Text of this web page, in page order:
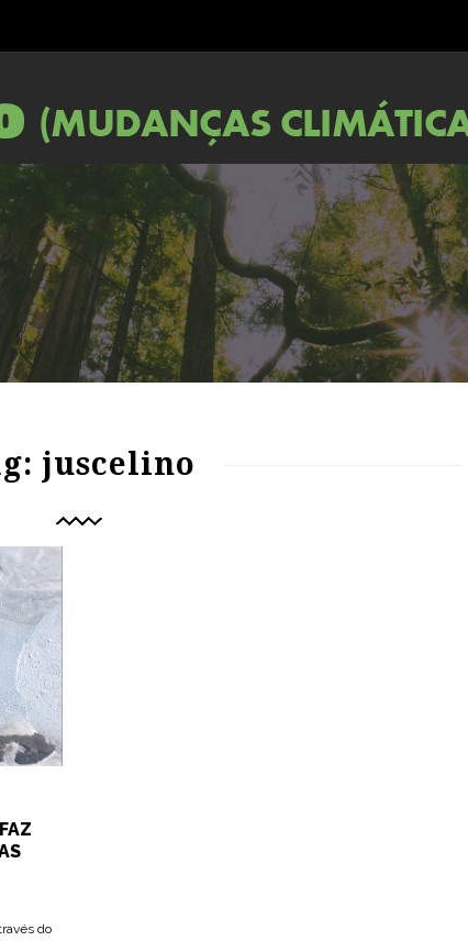
juscelino
do